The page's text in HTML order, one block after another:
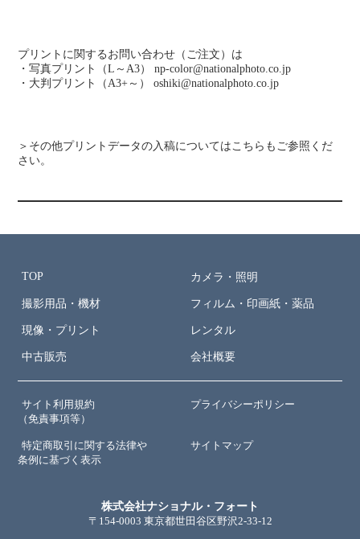
プリントに関するお問い合わせ（ご注文）は
・写真プリント（L～A3）np-color@nationalphoto.co.jp
・大判プリント（A3+～）oshiki@nationalphoto.co.jp
＞ その他プリントデータの入稿についてはこちらもご参照くだ
さい。
TOP カメラ・照明
撮影用品・機材 フィルム・印画紙・薬品
現像・プリント レンタル
中古販売 会社概要
サイト利用規約
（免責事項等）
プライバシーポリシー
特定商取引に関する法律や
条例に基づく表示
サイトマップ
株式会社ナショナル・フォート
〒154-0003 東京都世田谷区野沢2-33-12